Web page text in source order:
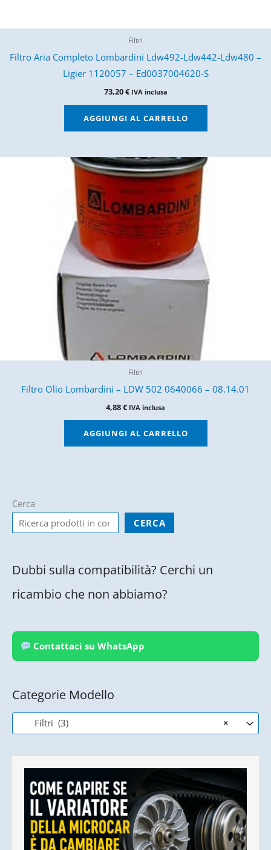
Filtri
Filtro Aria Completo Lombardini Ldw492-Ldw442-Ldw480 –
Ligier 1120057 – Ed0037004620-S
73,20€ IVA inclusa
AGGIUNGI AL CARRELLO
Filtri
Filtro Olio Lombardini – LDW 502 0640066 – 08.14.01
4,88€ IVA inclusa
AGGIUNGI AL CARRELLO
Cerca
CERCA
Dubbi sulla compatibilità? Cerchi un
ricambio che non abbiamo?
Contattaci su WhatsApp
Categorie Modello
×
Filtri (3)